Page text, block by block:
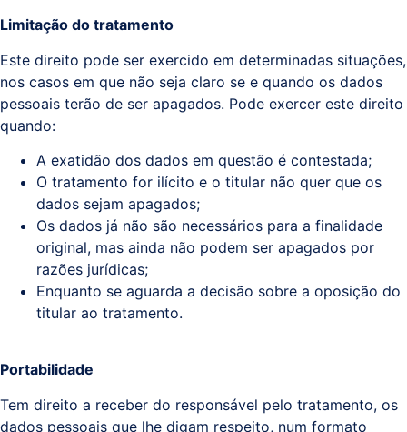
Limitação do tratamento
Este direito pode ser exercido em determinadas situações,
nos casos em que não seja claro se e quando os dados
pessoais terão de ser apagados. Pode exercer este direito
quando:
A exatidão dos dados em questão é contestada;
O tratamento for ilícito e o titular não quer que os
dados sejam apagados;
Os dados já não são necessários para a finalidade
original, mas ainda não podem ser apagados por
razões jurídicas;
Enquanto se aguarda a decisão sobre a oposição do
titular ao tratamento.
Portabilidade
Tem direito a receber do responsável pelo tratamento, os
dados pessoais que lhe digam respeito, num formato